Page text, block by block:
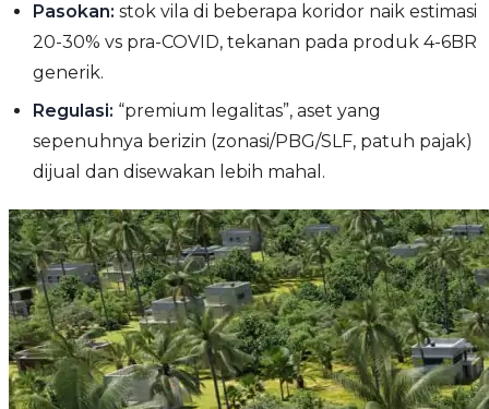
Pasokan: stok vila di beberapa koridor naik estimasi
20-30% vs pra-COVID, tekanan pada produk 4-6BR
generik.
Regulasi: “premium legalitas”, aset yang
sepenuhnya berizin (zonasi/PBG/SLF, patuh pajak)
dijual dan disewakan lebih mahal.